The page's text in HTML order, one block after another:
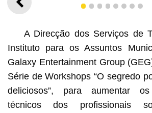
ANTERIOR 1 2 3 4 5 6 7 8
A Direcção dos Serviços de
Instituto para os Assuntos
Galaxy Entertainment Group
Série de Workshops “O segredo
deliciosos”, para aumentar os
técnicos dos profissionais